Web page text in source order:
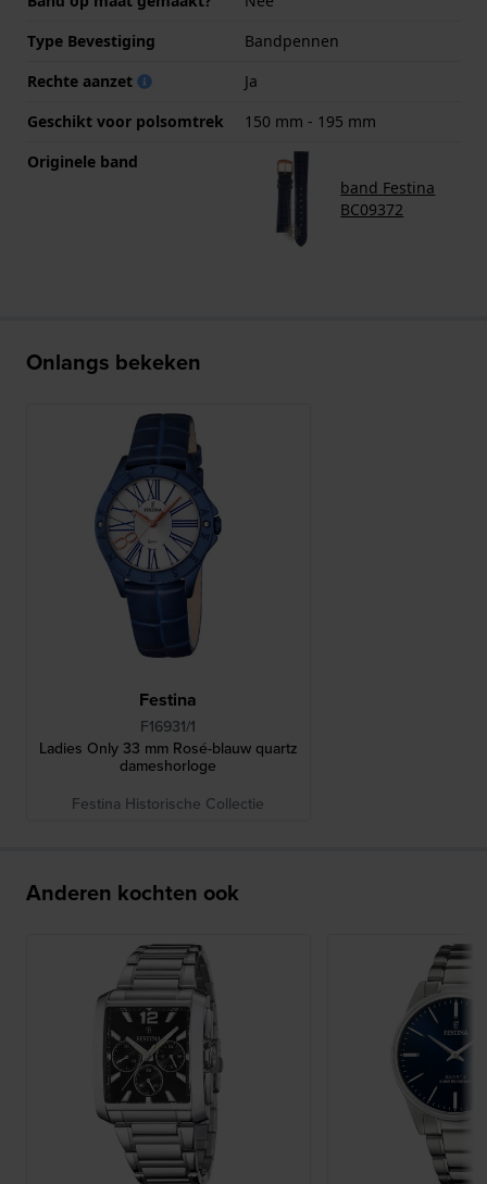
Type Bevestiging
Bandpennen
Rechte aanzet
Ja
Geschikt voor polsomtrek
150 mm - 195 mm
Originele band
band Festina
BC09372
Onlangs bekeken
Festina
F16931/1
Ladies Only 33 mm Rosé-blauw quartz
dameshorloge
Festina Historische Collectie
Anderen kochten ook